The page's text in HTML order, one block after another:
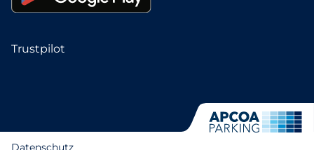
Trustpilot
Datenschutz